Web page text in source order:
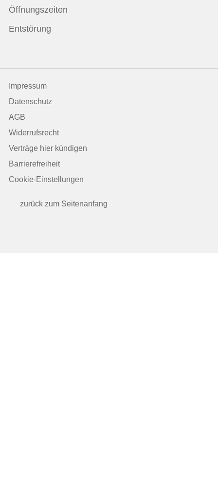
Öffnungszeiten
Entstörung
Impressum
Datenschutz
AGB
Widerrufsrecht
Verträge hier kündigen
Barrierefreiheit
Cookie-Einstellungen
zurück zum Seitenanfang